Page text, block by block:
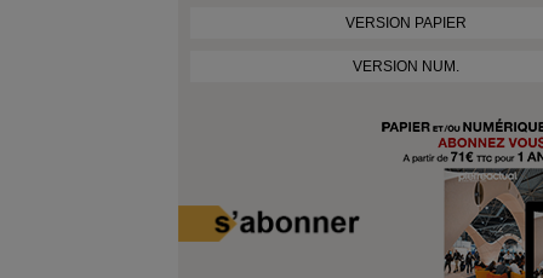
VERSION PAPIER
VERSION NUM.